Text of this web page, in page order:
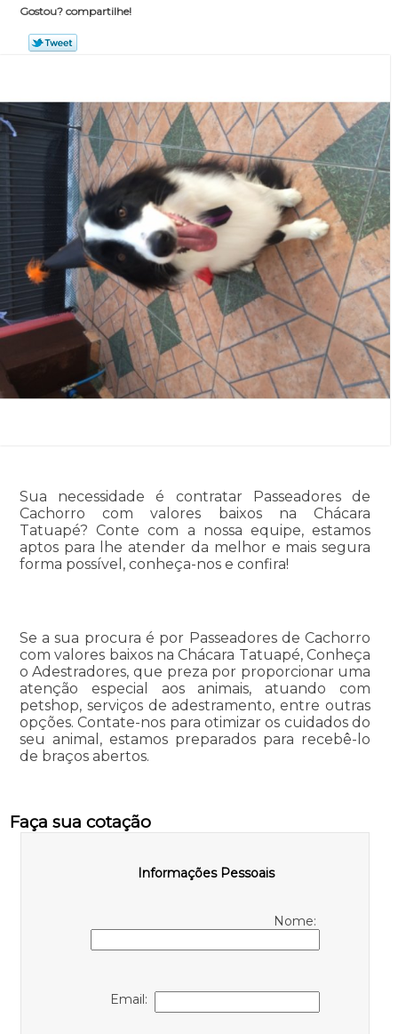
Gostou? compartilhe!
Sua necessidade é contratar Passeadores de
Cachorro com valores baixos na Chácara
Tatuapé? Conte com a nossa equipe, estamos
aptos para lhe atender da melhor e mais segura
forma possível, conheça-nos e confira!
Se a sua procura é por Passeadores de Cachorro
com valores baixos na Chácara Tatuapé, Conheça
o Adestradores, que preza por proporcionar uma
atenção especial aos animais, atuando com
petshop, serviços de adestramento, entre outras
opções. Contate-nos para otimizar os cuidados do
seu animal, estamos preparados para recebê-lo
de braços abertos.
Faça sua cotação
Informações Pessoais
Nome:
Email: